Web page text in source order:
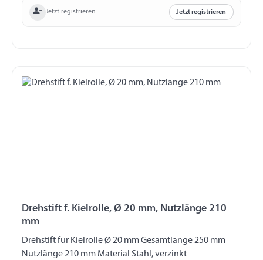
Jetzt registrieren Jetzt registrieren
Drehstift f. Kielrolle, Ø 20 mm, Nutzlänge 210
mm
Drehstift für Kielrolle Ø 20 mm Gesamtlänge 250 mm
Nutzlänge 210 mm Material Stahl, verzinkt